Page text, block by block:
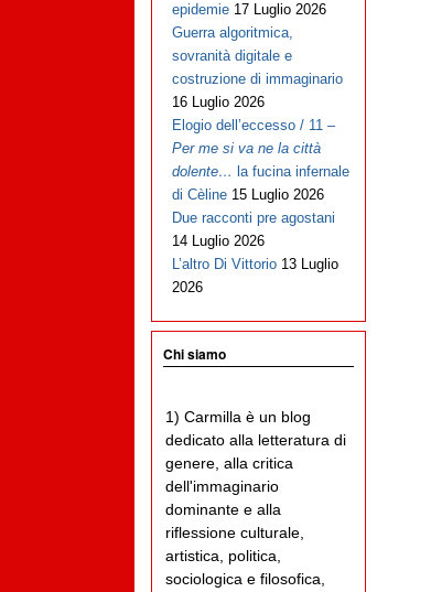
epidemie 17 Luglio 2026
Guerra algoritmica,
sovranità digitale e
costruzione di immaginario
16 Luglio 2026
Elogio dell’eccesso / 11 –
Per me si va ne la città
dolente… la fucina infernale
di Cèline 15 Luglio 2026
Due racconti pre agostani
14 Luglio 2026
L’altro Di Vittorio 13 Luglio
2026
Chi siamo
1) Carmilla è un blog
dedicato alla letteratura di
genere, alla critica
dell'immaginario
dominante e alla
riflessione culturale,
artistica, politica,
sociologica e filosofica,